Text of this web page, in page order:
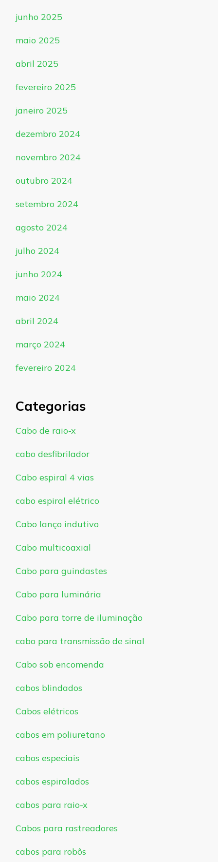
junho 2025
maio 2025
abril 2025
fevereiro 2025
janeiro 2025
dezembro 2024
novembro 2024
outubro 2024
setembro 2024
agosto 2024
julho 2024
junho 2024
maio 2024
abril 2024
março 2024
fevereiro 2024
Categorias
Cabo de raio-x
cabo desfibrilador
Cabo espiral 4 vias
cabo espiral elétrico
Cabo lanço indutivo
Cabo multicoaxial
Cabo para guindastes
Cabo para luminária
Cabo para torre de iluminação
cabo para transmissão de sinal
Cabo sob encomenda
cabos blindados
Cabos elétricos
cabos em poliuretano
cabos especiais
cabos espiralados
cabos para raio-x
Cabos para rastreadores
cabos para robôs